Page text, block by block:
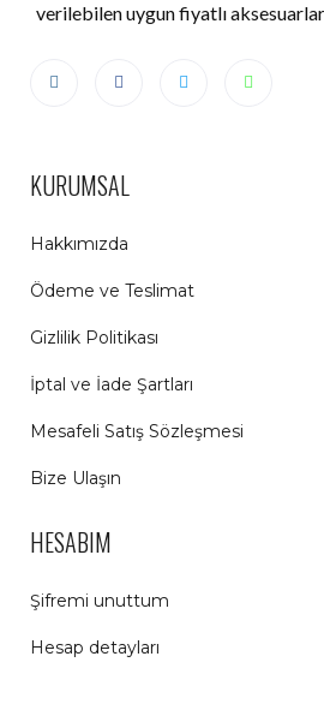
verilebilen uygun fiyatlı
KURUMSAL
Hakkımızda
Ödeme ve Teslimat
Gizlilik Politikası
İptal ve İade Şartları
Mesafeli Satış Sözleşmesi
Bize Ulaşın
HESABIM
Şifremi unuttum
Hesap detayları